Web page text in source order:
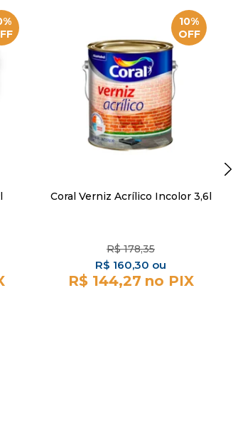
10%
OFF
Coral Verniz Acrílico Incolor 3,6l
R$ 178,35
R$ 160,30
R$ 144,27